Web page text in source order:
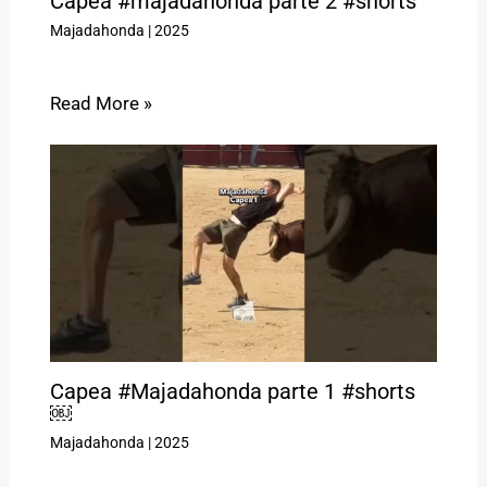
Majadahonda |2025
Read More »
Capea #Majadahonda parte 1 #shorts
￼
Majadahonda |2025